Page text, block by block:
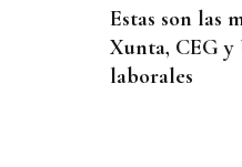
Estas son las
Xunta, CEG
laborales